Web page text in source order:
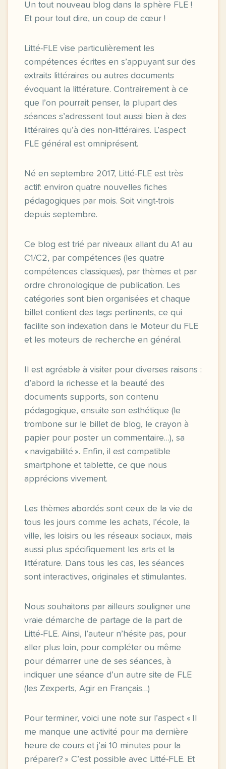
Un tout nouveau blog dans la sphère FLE !
Et pour tout dire, un coup de cœur !
Litté-FLE vise particulièrement les
compétences écrites en s’appuyant sur des
extraits littéraires ou autres documents
évoquant la littérature. Contrairement à ce
que l’on pourrait penser, la plupart des
séances s’adressent tout aussi bien à des
littéraires qu’à des non-littéraires. L’aspect
FLE général est omniprésent.
Né en septembre 2017, Litté-FLE est très
actif: environ quatre nouvelles fiches
pédagogiques par mois. Soit vingt-trois
depuis septembre.
Ce blog est trié par niveaux allant du A1 au
C1/C2, par compétences (les quatre
compétences classiques), par thèmes et par
ordre chronologique de publication. Les
catégories sont bien organisées et chaque
billet contient des tags pertinents, ce qui
facilite son indexation dans le Moteur du FLE
et les moteurs de recherche en général.
Il est agréable à visiter pour diverses raisons :
d’abord la richesse et la beauté des
documents supports, son contenu
pédagogique, ensuite son esthétique (le
trombone sur le billet de blog, le crayon à
papier pour poster un commentaire…), sa
« navigabilité ». Enfin, il est compatible
smartphone et tablette, ce que nous
apprécions vivement.
Les thèmes abordés sont ceux de la vie de
tous les jours comme les achats, l’école, la
ville, les loisirs ou les réseaux sociaux, mais
aussi plus spécifiquement les arts et la
littérature. Dans tous les cas, les séances
sont interactives, originales et stimulantes.
Nous souhaitons par ailleurs souligner une
vraie démarche de partage de la part de
Litté-FLE. Ainsi, l’auteur n’hésite pas, pour
aller plus loin, pour compléter ou même
pour démarrer une de ses séances, à
indiquer une séance d’un autre site de FLE
(les Zexperts, Agir en Français…)
Pour terminer, voici une note sur l’aspect « Il
me manque une activité pour ma dernière
heure de cours et j’ai 10 minutes pour la
préparer? » C’est possible avec Litté-FLE. Et